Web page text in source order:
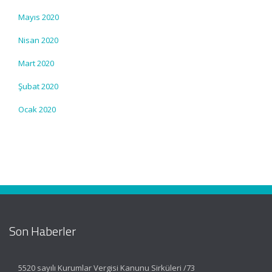
Mayıs 2020
Nisan 2020
Mart 2020
Şubat 2020
Ocak 2020
Son Haberler
5520 sayılı Kurumlar Vergisi Kanunu Sirküleri /73